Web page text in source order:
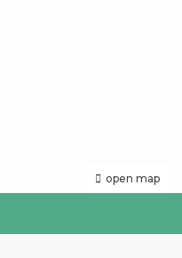
open map